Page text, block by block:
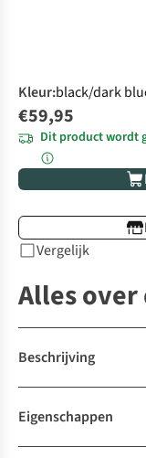
Kleur:black/dark
€59,95
Dit product wordt
Vergelijk
Alles
Beschrijving
Eigenschappen